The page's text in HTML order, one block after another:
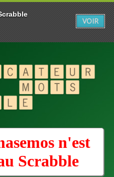
n'est
Scrabble
VOIR